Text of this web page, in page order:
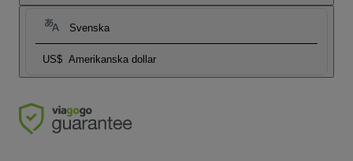
Svenska
US$ Amerikanska dollar